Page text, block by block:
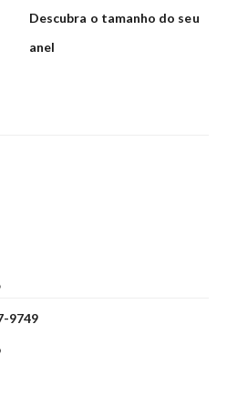
Descubra o tamanho do seu
anel
9749